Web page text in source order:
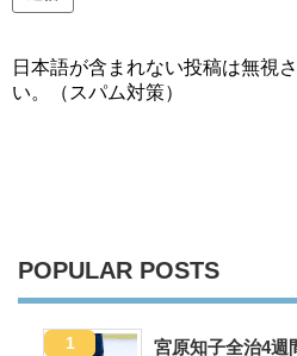
日本語が含まれない投稿は無視
い。（スパム対策）
POPULAR POSTS
宮原知子全治4週